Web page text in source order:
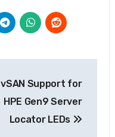
vSAN Support for
HPE Gen9 Server
Locator LEDs